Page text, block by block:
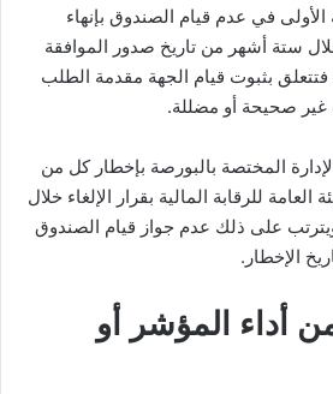
الأولى في عدم قيام الصندوق بإنهاء
ستة أشهر من تاريخ صدور الموافقة
فتتعلق بثبوت قيام الجهة مقدمة الطلب
غير صحيحة أو مضللة.
المختصة بالبورصة بإخطار كل من
للرقابة المالية بقرار الإلغاء خلال
48 ساعة، ويترتب على ذلك عدم جواز قيام الصندوق
الإخطار.
أداء المؤشر أو